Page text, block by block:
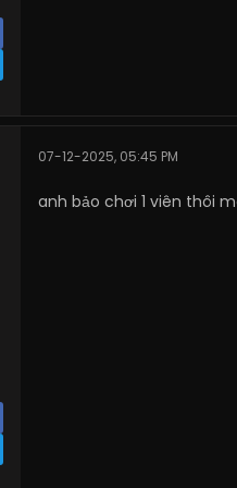
07-12-2025, 05:45 PM
anh bảo chơi 1 viên thôi